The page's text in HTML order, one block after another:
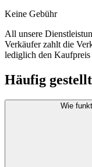
Keine Gebühr
All unsere
Verkäufer zahlt die
lediglich den
Häufig
Wie